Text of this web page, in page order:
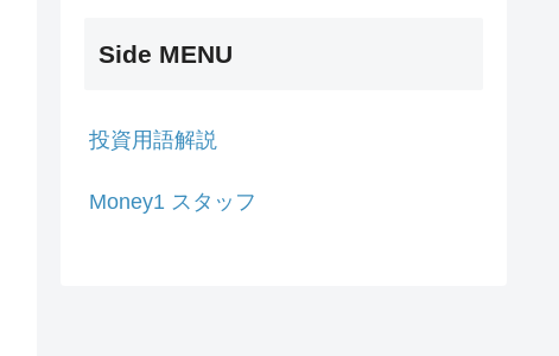
Side MENU
投資用語解説
Money1 スタッフ